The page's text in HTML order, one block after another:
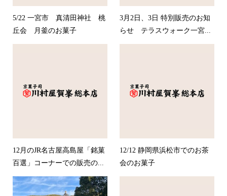
5/22 一宮市 真清田神社 桃
丘会 月釜のお菓子
3月2日、3日 特別販売のお知
らせ テラスウォーク一宮...
12月のJR名古屋高島屋「銘菓
百選」コーナーでの販売の...
12/12 静岡県浜松市でのお茶
会のお菓子